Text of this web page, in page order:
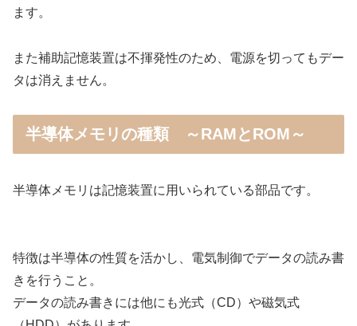
ます。
また補助記憶装置は不揮発性のため、電源を切ってもデー
タは消えません。
半導体メモリの種類 ～RAMとROM～
半導体メモリは記憶装置に用いられている部品です。
特徴は半導体の性質を活かし、電気制御でデータの読み書
きを行うこと。
データの読み書きには他にも光式（CD）や磁気式